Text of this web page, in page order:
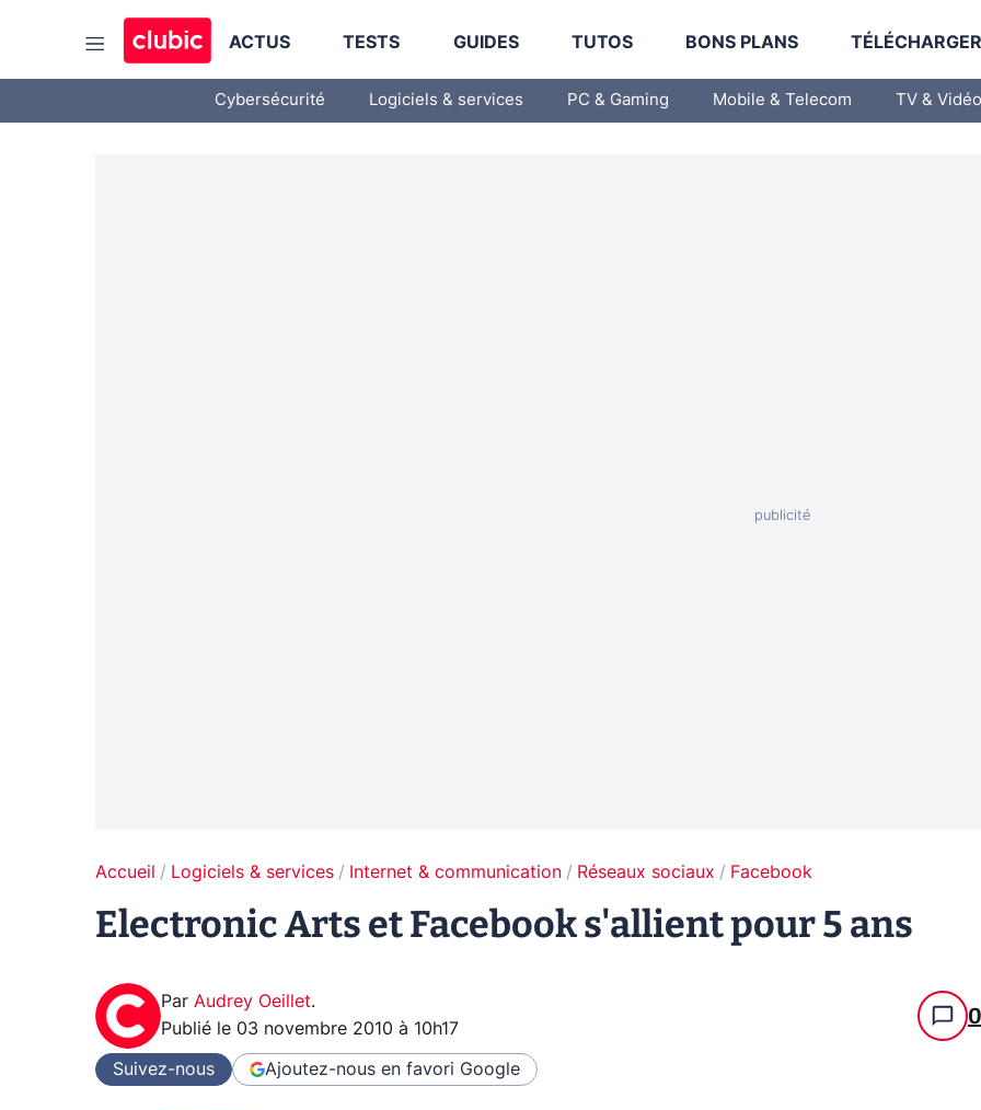
ACTUS TESTS GUIDES TUTOS BONS PLANS
Cybersécurité Logiciels & services PC & Gaming Mobile & Telecom TV & Vidéo
Accueil Logiciels & services Internet & communication Réseaux sociaux Facebook
Electronic Arts et Facebook s'allient pour 5 ans
Par Audrey Oeillet.
Publié le 03 novembre 2010 à 10h17 0
Suivez-nous Ajoutez-nous en favori Google